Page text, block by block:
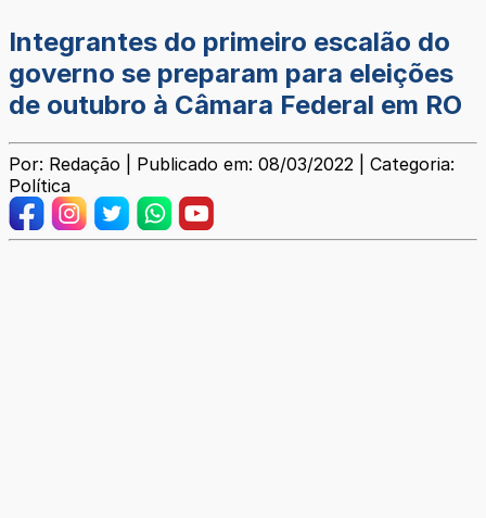
Integrantes do primeiro escalão do
governo se preparam para eleições
de outubro à Câmara Federal em RO
Por: Redação | Publicado em: 08/03/2022 | Categoria:
Política